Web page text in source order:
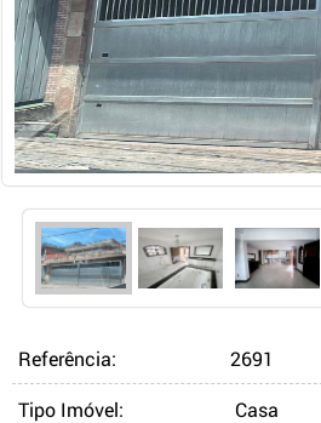
Referência:
2691
Tipo Imóvel:
Casa